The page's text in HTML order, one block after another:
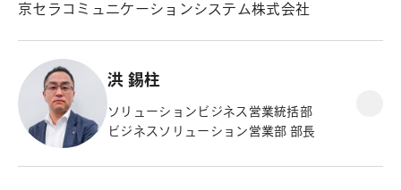
京セラコミュニケーションシステム株式会社
洪 錫柱
ソリューションビジネス営業統括部
ビジネスソリューション営業部 部長